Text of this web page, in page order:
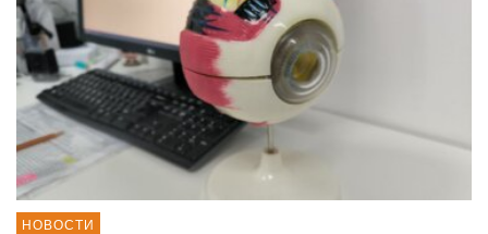
НОВОСТИ